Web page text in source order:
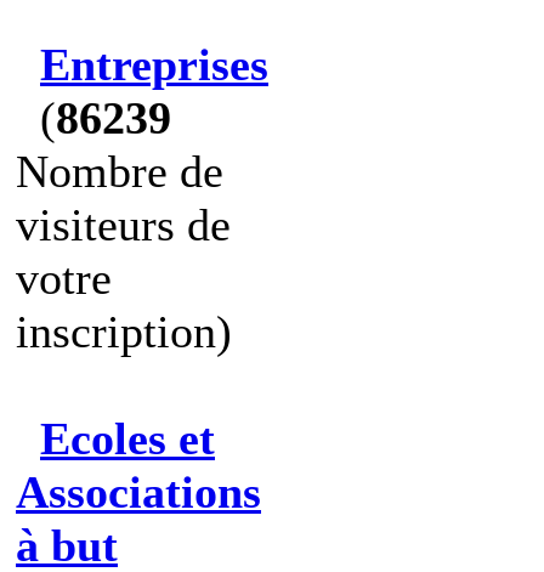
Entreprises
(86239
Nombre de
visiteurs de
votre
inscription)
Ecoles et
Associations
à but